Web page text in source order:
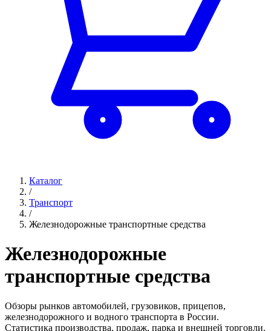
Каталог
/
Транспорт
/
Железнодорожные транспортные средства
Железнодорожные
транспортные средства
Обзоры рынков автомобилей, грузовиков, прицепов,
железнодорожного и водного транспорта в России.
Статистика производства, продаж, парка и внешней торговли.